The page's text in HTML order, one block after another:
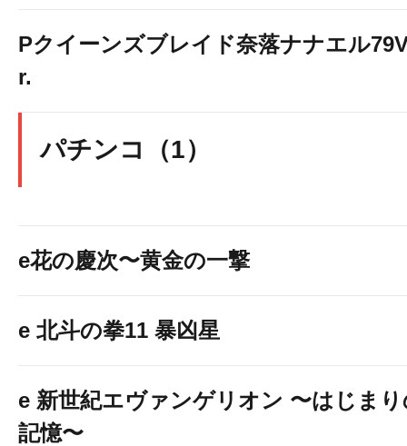
Pクイーンズブレイド奈落ナナエル
r.
パチンコ（1）
e花の慶次〜黄金の一撃
e 北斗の拳11 暴凶星
e 新世紀エヴァンゲリオン 〜はじま
記憶〜